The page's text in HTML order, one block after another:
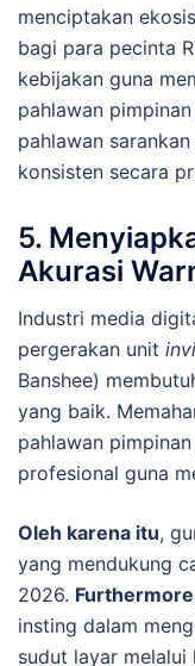
menciptakan
bagi para pecinta
kebijakan guna
pahlawan
pahlawan
konsisten secara
5.
Akurasi
Industri media
pergerakan unit
Banshee)
yang baik.
pahlawan
profesional guna
Oleh karena itu,
yang mendukung
2026. Furthermore
insting dalam
sudut layar melalui